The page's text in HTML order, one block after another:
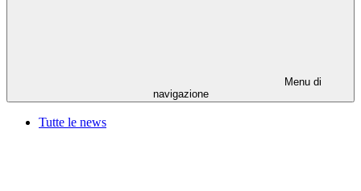
Menu di
navigazione
Tutte le news